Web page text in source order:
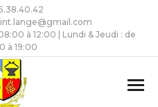
à 12:00 | Lundi & Jeudi : de
à 19:00